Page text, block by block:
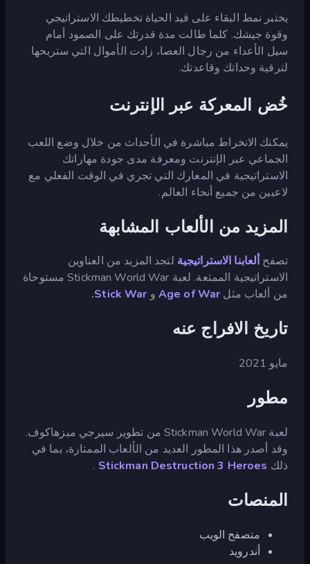
يختبر نمط البقاء على قيد الحياة تخطيطك الاستراتيجي
وقوة جيشك. كلما طالت مدة قدرتك على الصمود أمام
سيل الأعداء من رجال العصا، زادت الأموال التي ستربحها
لترقية وحداتك وقاعدتك.
خُض المعركة عبر الإنترنت
يمكنك الانخراط مباشرة في الأحداث من خلال وضع اللعب
الجماعي عبر الإنترنت ومعرفة مدى جودة مهاراتك
الاستراتيجية في المعارك التي تجري في الوقت الفعلي مع
لاعبين من جميع أنحاء العالم.
المزيد من الألعاب المشابهة
تصفح ألعابنا الاستراتيجية لتجد المزيد من العناوين
الاستراتيجية الممتعة. لعبة Stickman World War مستوحاة
من ألعاب مثل Age of War و Stick War.
تاريخ الافراج عنه
مايو 2021
مطور
لعبة Stickman World War من تطوير سيرجي ميزهاكوف.
وقد أصدر هذا المطور العديد من الألعاب الممتازة، بما في
ذلك Stickman Destruction 3 Heroes
.
المنصات
متصفح الويب
أندرويد